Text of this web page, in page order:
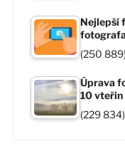
Nejlepší
(250 889)
Úprava
10 vteřin
(229 834)